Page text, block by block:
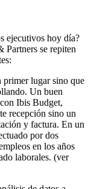
ejecutivos hoy día?
Partners se repiten
primer lugar sino que
Un buen
Ibis Budget,
recepción sino un
y factura. En un
por dos
en los años
laborales. (ver